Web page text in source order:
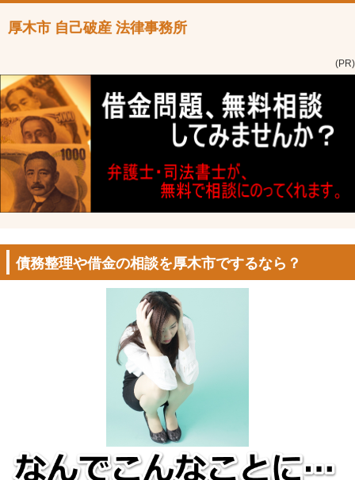
厚木市 自己破産 法律事務所
(PR)
債務整理や借金の相談を厚木市でするなら？